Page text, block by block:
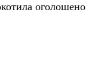
оголошено